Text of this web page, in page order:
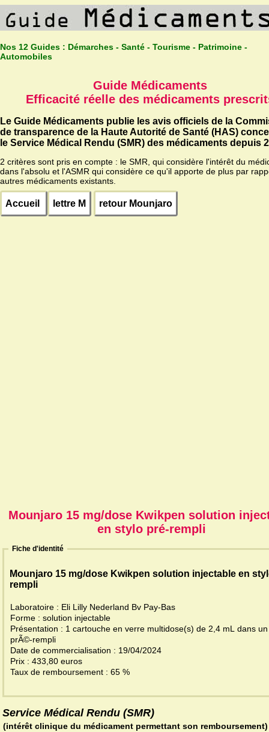
Nos 12 Guides : Démarches - Santé - Tourisme - Patrimoine -
Automobiles
Guide Médicaments
Efficacité réelle des médicaments
Le Guide Médicaments publie les avis officiels de la
de transparence de la Haute Autorité de Santé (HAS)
le Service Médical Rendu (SMR) des médicaments depuis
2 critères sont pris en compte : le SMR, qui considère l'intérêt du
dans l'absolu et l'ASMR qui considère ce qu'il apporte de plus par
autres médicaments existants.
Accueil lettre M retour Mounjaro
Mounjaro 15 mg/dose Kwikpen solution
en stylo pré-rempli
Fiche d'identité
Mounjaro 15 mg/dose Kwikpen solution injectable en
rempli
Laboratoire : Eli Lilly Nederland Bv Pay-Bas
Forme : solution injectable
Présentation : 1 cartouche en verre multidose(s) de 2,4 mL dans
prÃ©-rempli
Date de commercialisation : 19/04/2024
Prix : 433,80 euros
Taux de remboursement : 65 %
Service Médical Rendu (SMR)
(intérêt clinique du médicament permettant son remboursement)